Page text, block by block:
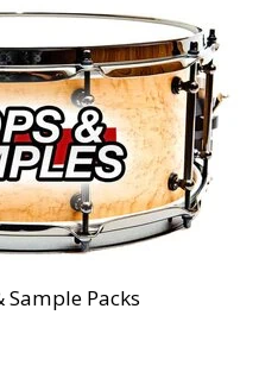
Sample Packs